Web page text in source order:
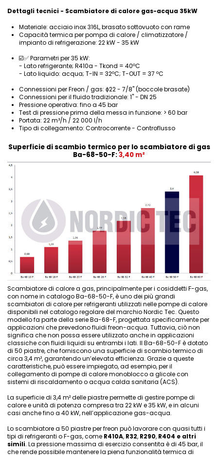
Dettagli tecnici - Scambiatore di calore gas-acqua 35kW
Materiale: acciaio inox 316L, brasato sottovuoto con rame
Capacità termica per pompa di calore / climatizzatore /
impianto di refrigerazione: 22 kW - 35 kW
☑️✅ Parametri per 35 kW:
- Lato refrigerante; R410a - Tkond = 40ºC
- Lato liquido: acqua; T-IN = 32ºC; T-OUT = 37 ºC
Connessioni per Freon / gas: ϕ22 - 7/8" (boccole brasate)
Connessioni per il fluido tradizionale: 1" - DN 25
Pressione operativa: fino a 45 bar
Test di pressione prima della messa in funzione: > 60 bar
Portata: 22 m³/h / 22 000 l/h
Tipo di collegamento: Controcorrente- Controflusso
Superficie di scambio termico per lo scambiatore di gas
Ba-68-50-F:3,40 m²
Scambiatore di calore a gas, principalmente per i cosiddetti F-gas,
con nome in catalogo Ba-68-50-F, è uno dei più grandi
scambiatori di calore per refrigeranti utilizzati nelle pompe di calore
disponibili nel catalogo regolare del marchio Nordic Tec. Questo
modello fa parte della serie Ba-68-F, progettata specificamente per
applicazioni che prevedono fluidi freon-acqua. Tuttavia, ciò non
significa che non possa essere utilizzato anche in applicazioni
classiche con fluidi liquidi su entrambi i lati. Il Ba-68-50-F è dotato
di 50 piastre, che forniscono una superficie di scambio termico di
circa 3,4 m², garantendo un’elevata efficienza. Grazie a queste
caratteristiche, può essere impiegato, ad esempio, per il
collegamento di pompe di calore monoblocco a glicole con
sistemi di riscaldamento o acqua calda sanitaria (ACS).
La superficie di 3,4 m² delle piastre permette di gestire pompe di
calore e unità di potenza compresa tra 22 kW e 35 kW, e in alcuni
casi anche fino a 40 kW, nell’applicazione gas-acqua.
Lo scambiatore a 50 piastre per freon può lavorare con quasi tutti i
tipi di refrigeranti o F-gas, come R410A, R32, R290, R404 e altri
simili. La pressione massima di esercizio consentita è di 45 bar, il
che rende possibile mantenere la piena funzionalità termica di